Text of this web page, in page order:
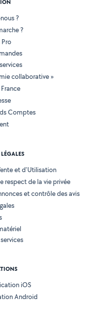
?
?
Pro
collaborative »
Comptes
et d'Utilisation
respect de la vie privée
et contrôle des avis
iOS
Android